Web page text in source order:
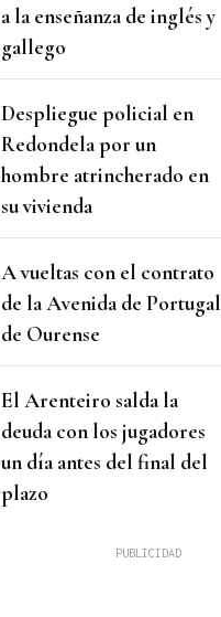
a la enseñanza de inglés y
gallego
Despliegue policial en
Redondela por un
hombre atrincherado en
su vivienda
A vueltas con el contrato
de la Avenida de Portugal
de Ourense
El Arenteiro salda la
deuda con los jugadores
un día antes del final del
plazo